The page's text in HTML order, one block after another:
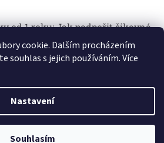
cookie. Dalším procházením
souhlas s jejich používáním. Více
Nastavení
Souhlasím🚚 Doprava zdarma při nákupu
od 1 roku: Jak podpořit šikovné
Vytvořil Shoptet
koutek. Všechna práva vyhrazena.